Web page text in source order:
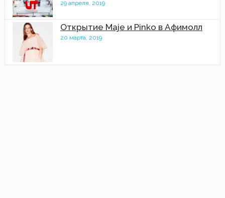
29 апреля, 2019
Открытие Maje и Pinko в Афимолл
20 марта, 2019